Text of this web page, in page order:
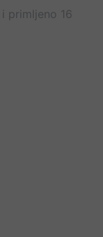
primljeno 16